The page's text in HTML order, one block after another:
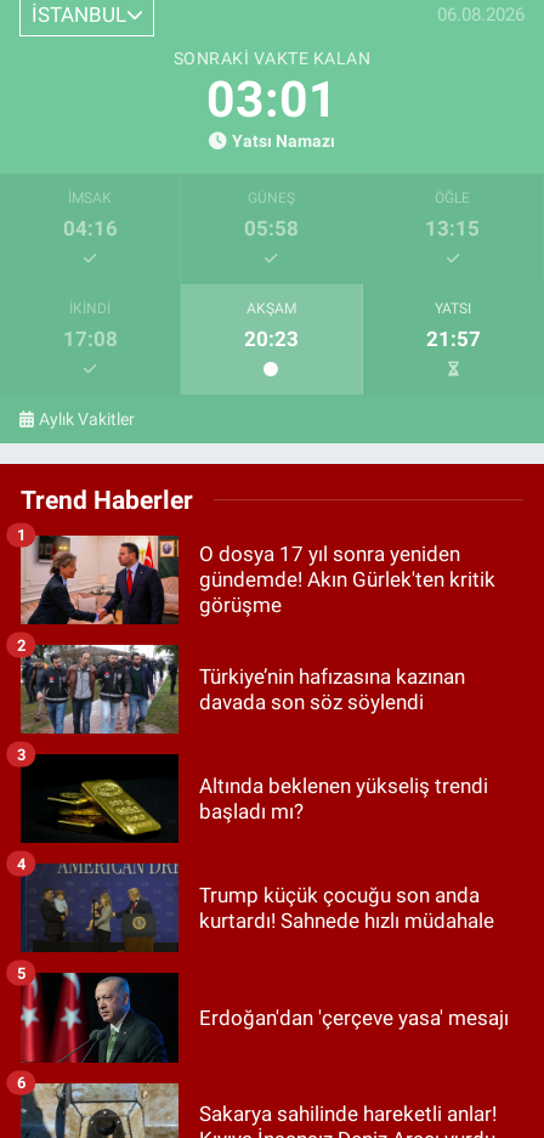
İSTANBUL 06.08.2026
SONRAKI VAKTE KALAN
03:00
Yatsı Namazı
İMSAK
04:16
GÜNEŞ
05:58
ÖĞLE
13:15
İKINDI
17:08
AKŞAM
20:23
YATSI
21:57
Aylık Vakitler
Trend Haberler
O dosya 17 yıl sonra yeniden
gündemde! Akın Gürlek'ten kritik
görüşme
1
Türkiye’nin hafızasına kazınan
davada son söz söylendi
2
Altında beklenen yükseliş trendi
başladı mı?
3
Trump küçük çocuğu son anda
kurtardı! Sahnede hızlı müdahale
4
Erdoğan'dan 'çerçeve yasa' mesajı
5
Sakarya sahilinde hareketli anlar!
6